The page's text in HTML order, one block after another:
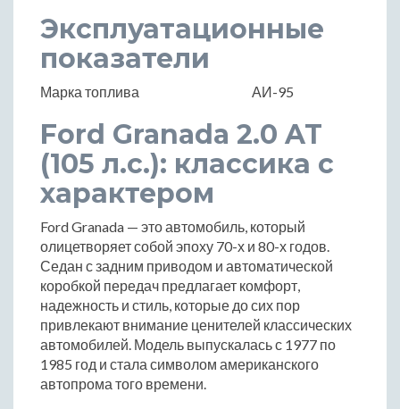
Эксплуатационные
показатели
Марка топлива АИ-95
Ford Granada 2.0 AT
(105 л.с.): классика с
характером
Ford Granada — это автомобиль, который
олицетворяет собой эпоху 70-х и 80-х годов.
Седан с задним приводом и автоматической
коробкой передач предлагает комфорт,
надежность и стиль, которые до сих пор
привлекают внимание ценителей классических
автомобилей. Модель выпускалась с 1977 по
1985 год и стала символом американского
автопрома того времени.